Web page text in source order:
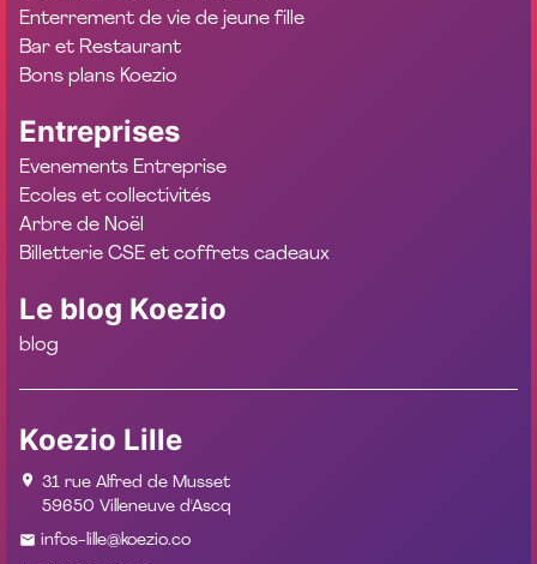
Enterrement de vie de jeune fille
Bar et Restaurant
Bons plans Koezio
Entreprises
Evenements Entreprise
Ecoles et collectivités
Arbre de Noël
Billetterie CSE et coffrets cadeaux
Le blog Koezio
blog
Koezio Lille
31 rue Alfred de Musset
59650 Villeneuve d'Ascq
infos-lille@koezio.co